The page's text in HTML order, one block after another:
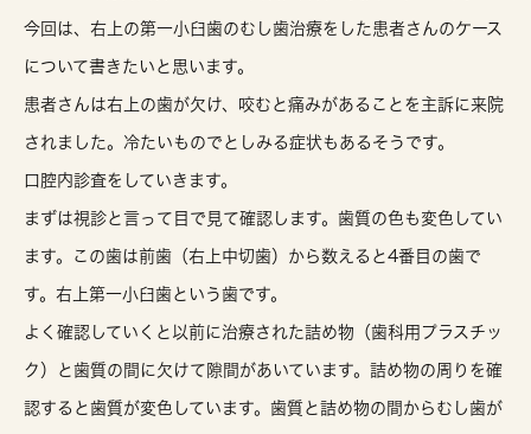
今回は、右上の第一小臼歯のむし歯治療をした患者さんのケース
について書きたいと思います。
患者さんは右上の歯が欠け、咬むと痛みがあることを主訴に来院
されました。冷たいものでとしみる症状もあるそうです。
口腔内診査をしていきます。
まずは視診と言って目で見て確認します。歯質の色も変色してい
ます。この歯は前歯（右上中切歯）から数えると4番目の歯で
す。右上第一小臼歯という歯です。
よく確認していくと以前に治療された詰め物（歯科用プラスチッ
ク）と歯質の間に欠けて隙間があいています。詰め物の周りを確
認すると歯質が変色しています。歯質と詰め物の間からむし歯が